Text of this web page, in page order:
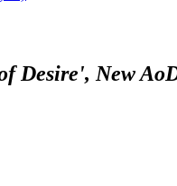
Desire', New